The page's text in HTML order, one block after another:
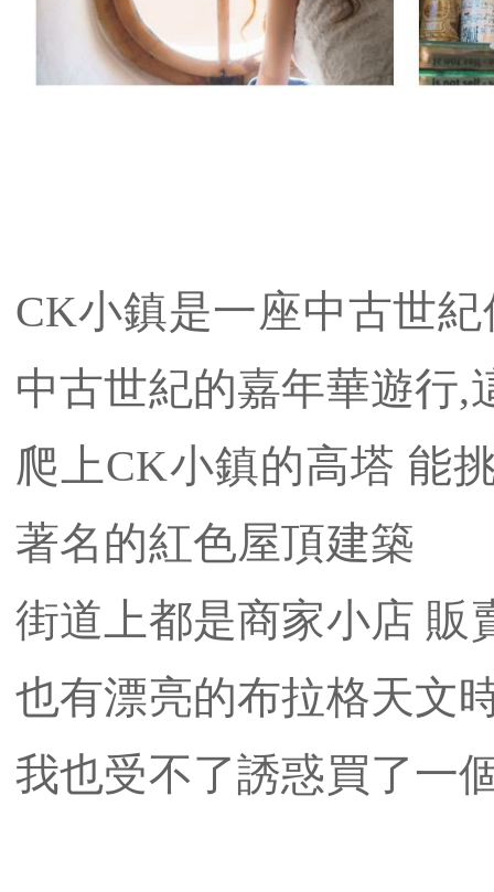
CK小鎮是一座中古世
中古世紀的嘉年華遊行,
爬上CK小鎮的高塔 能
著名的紅色屋頂建築
街道上都是商家小店 販
也有漂亮的布拉格天文
我也受不了誘惑買了一